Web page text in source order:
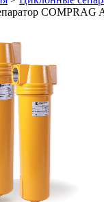
COMPRAG